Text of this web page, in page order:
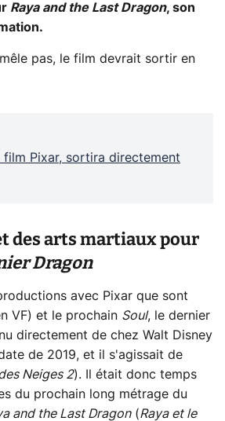
Raya and the Last Dragon, son
pas, le film devrait sortir en
film Pixar, sortira directement
des arts martiaux pour
Dragon
avec Pixar que sont
VF) et le prochain Soul, le dernier
directement de chez Walt Disney
de 2019, et il s'agissait de
Neiges 2). Il était donc temps
du prochain long métrage du
and the Last Dragon(Raya et le